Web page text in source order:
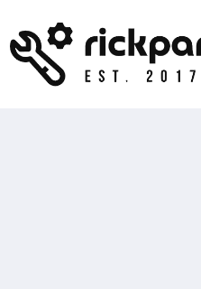
de
inhoud